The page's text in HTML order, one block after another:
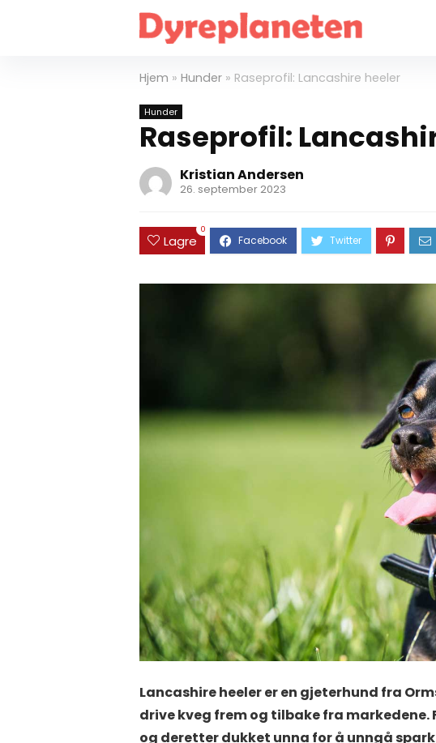
Hjem » Hunder » Raseprofil: Lancashire heeler
Hunder
Raseprofil:
Kristian Andersen
26. september 2023
Lagre
0
Lancashire heeler er en gjeterhund fra
drive kveg frem og tilbake fra
og deretter dukket unna for å unngå